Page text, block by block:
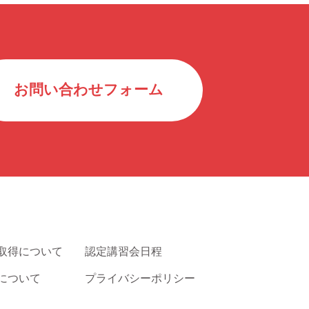
お問い合わせフォーム
得について 認定講習会日程
ついて プライバシーポリシー